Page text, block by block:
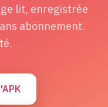
lit, enregistrée
abonnement.